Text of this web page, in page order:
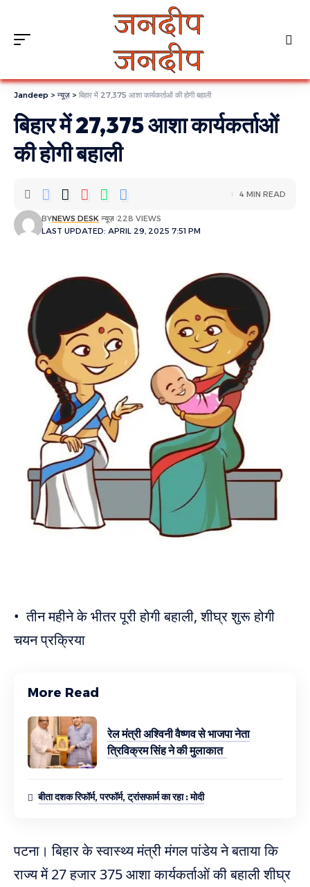
Jandeep > न्यूज़ > बिहार में 27,375 आशा कार्यकर्ताओं की होगी बहाली
बिहार में 27,375 आशा कार्यकर्ताओं
की होगी बहाली
LAST UPDATED: APRIL 29, 2025 7:51 PM
BYNEWS DESK न्यूज़ 228 VIEWS
4 MIN READ
• तीन महीने के भीतर पूरी होगी बहाली, शीघ्र शुरू होगी
चयन प्रक्रिया
More Read
रेल मंत्री अश्विनी वैष्णव से भाजपा नेता
त्रिविक्रम सिंह ने की मुलाकात
बीता दशक रिफॉर्म, परफॉर्म, ट्रांसफार्म का रहा : मोदी
पटना। बिहार के स्वास्थ्य मंत्री मंगल पांडेय ने बताया कि
राज्य में 27 हजार 375 आशा कार्यकर्ताओं की बहाली शीघ्र